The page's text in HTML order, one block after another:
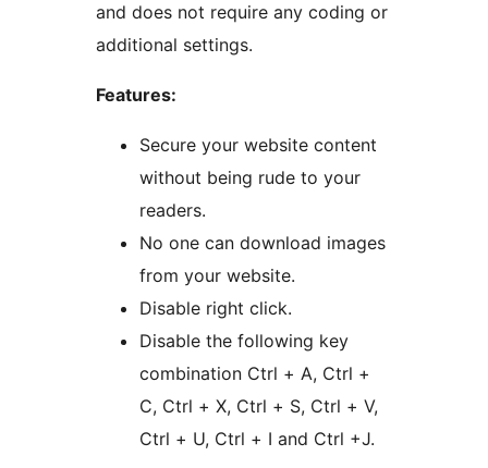
and does not require any coding or
additional settings.
Features:
Secure your website content
without being rude to your
readers.
No one can download images
from your website.
Disable right click.
Disable the following key
combination Ctrl + A, Ctrl +
C, Ctrl + X, Ctrl + S, Ctrl + V,
Ctrl + U, Ctrl + I and Ctrl +J.